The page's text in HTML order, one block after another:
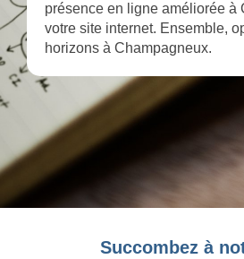
présence en ligne améliorée à
votre site internet. Ensemble,
horizons à Champagneux.
Succombez à